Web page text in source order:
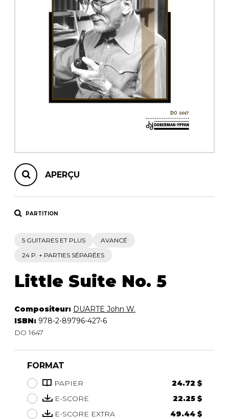
AUTRES PRODUITS
APERÇU
PARTITION
5 GUITARES ET PLUS
AVANCÉ
24 P. + PARTIES SÉPARÉES
Little Suite No. 5
Compositeur: DUARTE John W.
ISBN: 978-2-89796-427-6
DO 1647
FORMAT
PAPIER
24.72 $
E-SCORE
22.25 $
E-SCORE EXTRA
49.44 $